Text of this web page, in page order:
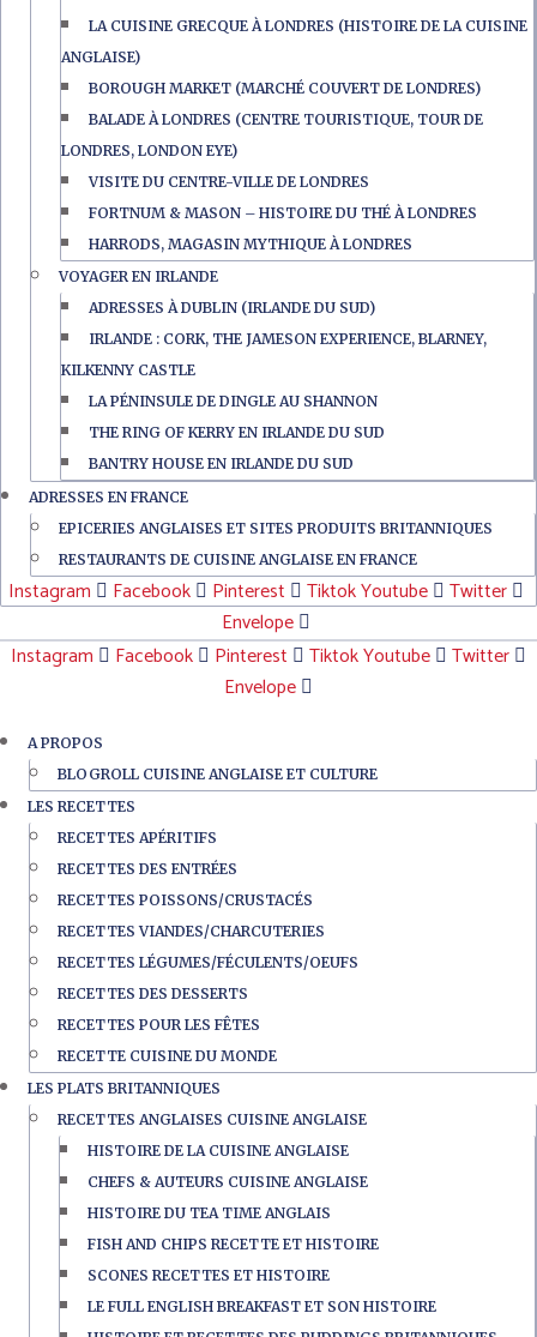
LA CUISINE GRECQUE À LONDRES (HISTOIRE DE LA CUISINE
ANGLAISE)
BOROUGH MARKET (MARCHÉ COUVERT DE LONDRES)
BALADE À LONDRES (CENTRE TOURISTIQUE, TOUR DE
LONDRES, LONDON EYE)
VISITE DU CENTRE-VILLE DE LONDRES
FORTNUM & MASON – HISTOIRE DU THÉ À LONDRES
HARRODS, MAGASIN MYTHIQUE À LONDRES
VOYAGER EN IRLANDE
ADRESSES À DUBLIN (IRLANDE DU SUD)
IRLANDE : CORK, THE JAMESON EXPERIENCE, BLARNEY,
KILKENNY CASTLE
LA PÉNINSULE DE DINGLE AU SHANNON
THE RING OF KERRY EN IRLANDE DU SUD
BANTRY HOUSE EN IRLANDE DU SUD
ADRESSES EN FRANCE
EPICERIES ANGLAISES ET SITES PRODUITS BRITANNIQUES
RESTAURANTS DE CUISINE ANGLAISE EN FRANCE
Instagram Facebook Pinterest TiktokYoutube
Twitter
Envelope
Instagram
Facebook Pinterest TiktokYoutube
Twitter
Envelope
A PROPOS
BLOGROLL CUISINE ANGLAISE ET CULTURE
LES RECETTES
RECETTES APÉRITIFS
RECETTES DES ENTRÉES
RECETTES POISSONS/CRUSTACÉS
RECETTES VIANDES/CHARCUTERIES
RECETTES LÉGUMES/FÉCULENTS/OEUFS
RECETTES DES DESSERTS
RECETTES POUR LES FÊTES
RECETTE CUISINE DU MONDE
LES PLATS BRITANNIQUES
RECETTES ANGLAISES CUISINE ANGLAISE
HISTOIRE DE LA CUISINE ANGLAISE
CHEFS & AUTEURS CUISINE ANGLAISE
HISTOIRE DU TEA TIME ANGLAIS
FISH AND CHIPS RECETTE ET HISTOIRE
SCONES RECETTES ET HISTOIRE
LE FULL ENGLISH BREAKFAST ET SON HISTOIRE